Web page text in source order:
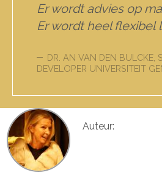
Er wordt advies op
Er wordt heel flexibel
DR. AN VAN DEN BULCKE,
DEVELOPER UNIVERSITEIT
Auteur: